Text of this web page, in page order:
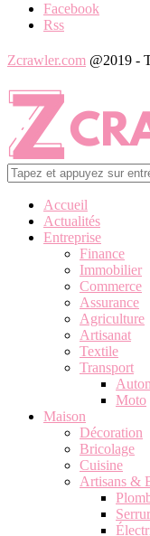
Facebook
Rss
Zcrawler.com @2019 -
Accueil
Actualités
Entreprise
Finance
Immobilier
Commerce
Assurance
Agriculture
Artisanat
Textile
Transport
Moto
Maison
Décoration
Bricolage
Cuisine
Artisans &